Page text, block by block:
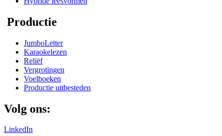
Productie
JumboLetter
Karaokelezen
Reliëf
Vergrotingen
Voelboeken
Productie uitbesteden
Volg ons:
LinkedIn